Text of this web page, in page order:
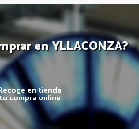
en YLLACONZA?
en tienda
compra online